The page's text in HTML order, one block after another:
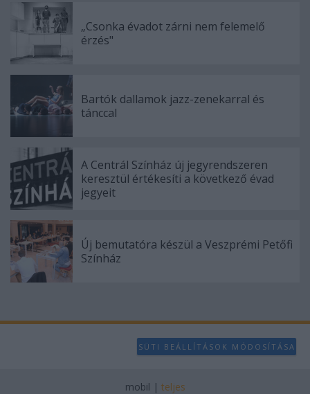
„Csonka évadot zárni nem felemelő
érzés"
Bartók dallamok jazz-zenekarral és
tánccal
A Centrál Színház új jegyrendszeren
keresztül értékesíti a következő évad
jegyeit
Új bemutatóra készül a Veszprémi Petőfi
Színház
SÜTI BEÁLLÍTÁSOK MÓDOSÍTÁSA
mobil | teljes